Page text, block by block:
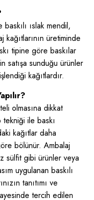
baskılı ıslak mendil,
üretiminde
tipine göre baskılar
satışa sunduğu ürünler
kağıtlardır.
olmasına dikkat
ile baskı
kağıtlar daha
bölünür. Ambalaj
sülfit gibi ürünler veya
uygulanan baskılı
tanıtımı ve
tercih edilen